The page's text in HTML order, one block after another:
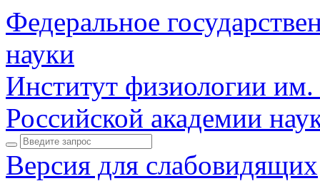
Федеральное
науки
Институт физиологии
Российской академии
Версия для слабовидящих